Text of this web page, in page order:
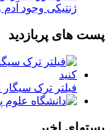
ژنتیکی وجود آدم
پست های پربازدید
فیلتر ترک سیگار